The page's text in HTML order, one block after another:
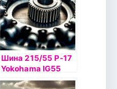
Шина 215/55 Р-17
Yokohama IG55
98Т б/к шип